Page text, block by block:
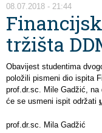
You are here
08.07.2018 - 21:44
tržišta
Obavijest studentima
položili pismeni dio ispita
prof.dr.sc. Mile Gadžić,
će se usmeni ispit održati
prof.dr.sc. Mila Gadžić